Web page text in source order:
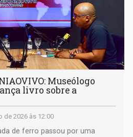
Museólogo
livro sobre a
de 2026 às 12:00
de ferro passou por uma